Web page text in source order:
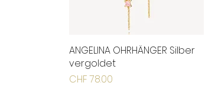
Schnellansicht
ANGELINA OHRHÄNGER Silber
vergoldet
Preis
CHF 78.00